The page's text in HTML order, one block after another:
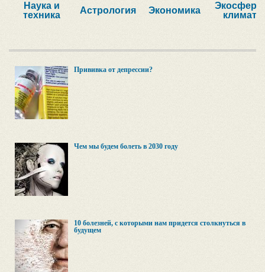
Наука и
техника
Астрология Экономика
Экосфера,
климат
Прививка от депрессии?
Чем мы будем болеть в 2030 году
10 болезней, с которыми нам придется столкнуться в
будущем